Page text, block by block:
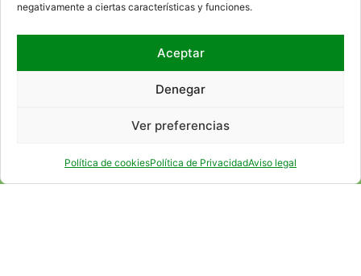
negativamente a ciertas características y funciones.
Aceptar
Denegar
Ver preferencias
Política de cookiesPolítica de PrivacidadAviso legal